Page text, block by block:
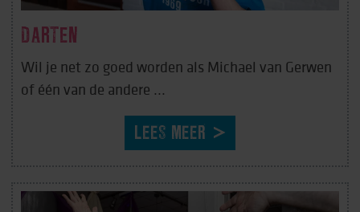
DARTEN
Wil je net zo goed worden als Michael van Gerwen
of één van de andere ...
LEES MEER